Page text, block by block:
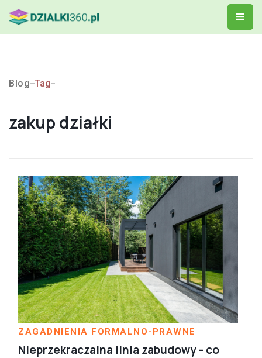
Blog Tag
zakup działki
ZAGADNIENIA FORMALNO-PRAWNE
Nieprzekraczalna linia zabudowy - co